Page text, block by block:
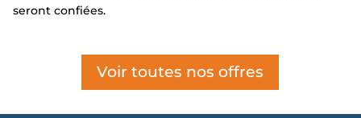
seront confiées.
Voir toutes nos offres